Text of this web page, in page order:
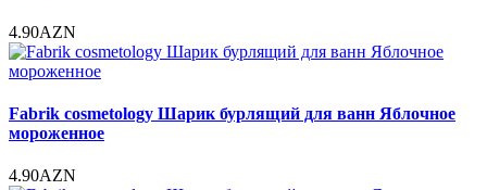
4.90AZN
Fabrik cosmetology Шарик бурлящий для ванн Яблочное
мороженное
4.90AZN